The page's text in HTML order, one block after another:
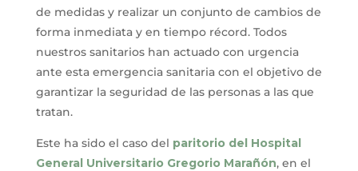
de medidas y realizar un conjunto de cambios de
forma inmediata y en tiempo récord. Todos
nuestros sanitarios han actuado con urgencia
ante esta emergencia sanitaria con el objetivo de
garantizar la seguridad de las personas a las que
tratan.
Este ha sido el caso del paritorio del Hospital
General Universitario Gregorio Marañón, en el